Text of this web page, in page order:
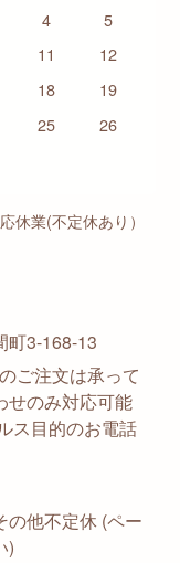
4 5
11 12
18 19
25 26
休業(不定休あり）
町3-168-13
ご注文は承って
せのみ対応可能
ス目的のお電話
の他不定休 (ペー
)